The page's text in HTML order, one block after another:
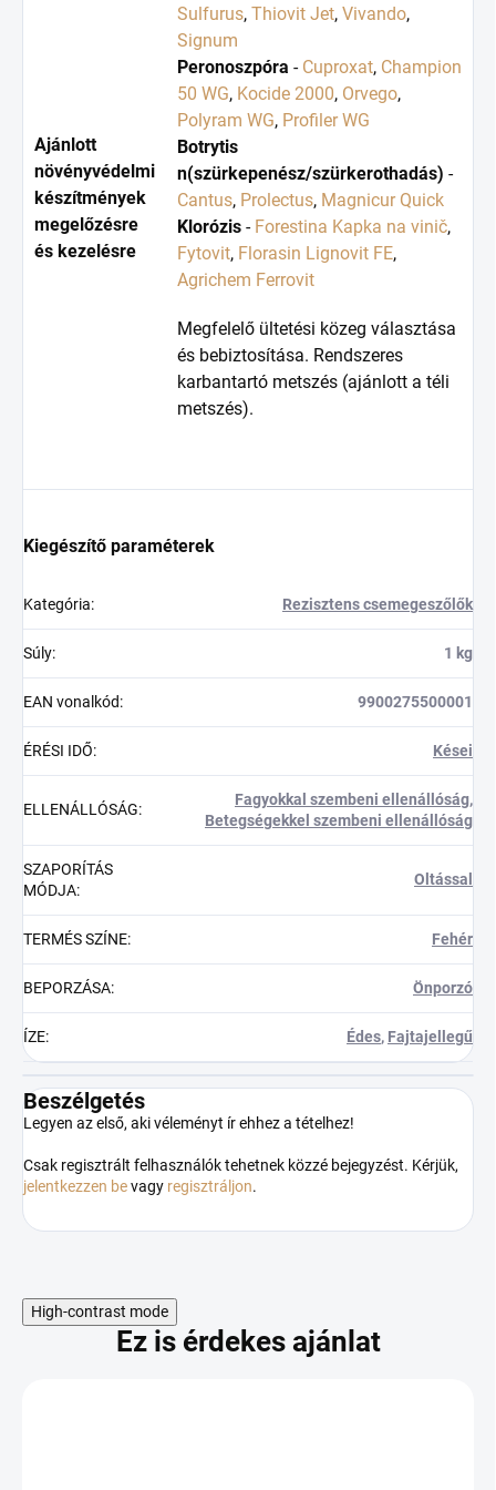
Ajánlott
növényvédelmi
készítmények
megelőzésre
és kezelésre
Sulfurus, Thiovit Jet, Vivando,
Signum
Peronoszpóra - Cuproxat, Champion
50 WG, Kocide 2000, Orvego,
Polyram WG, Profiler WG
Botrytis
n(szürkepenész/szürkerothadás) -
Cantus, Prolectus, Magnicur Quick
Klorózis - Forestina Kapka na vinič,
Fytovit, Florasin Lignovit FE,
Agrichem Ferrovit
Megfelelő ültetési közeg választása
és bebiztosítása. Rendszeres
karbantartó metszés (ajánlott a téli
metszés).
Kiegészítő paraméterek
Kategória: Rezisztens csemegeszőlők
Súly: 1 kg
EAN vonalkód: 9900275500001
ÉRÉSI IDŐ: Kései
ELLENÁLLÓSÁG:
Fagyokkal szembeni ellenállóság,
Betegségekkel szembeni ellenállóság
SZAPORÍTÁS
MÓDJA:
Oltással
TERMÉS SZÍNE: Fehér
BEPORZÁSA: Önporzó
ÍZE: Édes, Fajtajellegű
Beszélgetés
Legyen az első, aki véleményt ír ehhez a tételhez!
Csak regisztrált felhasználók tehetnek közzé bejegyzést. Kérjük,
jelentkezzen bevagy regisztráljon.
High-contrast mode
Ez is érdekes ajánlat